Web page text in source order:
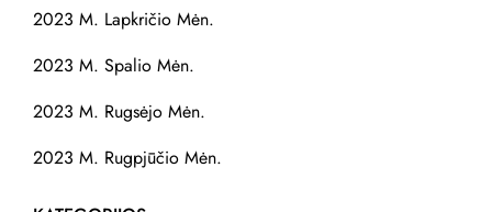
2023 M. Lapkričio Mėn.
2023 M. Spalio Mėn.
2023 M. Rugsėjo Mėn.
2023 M. Rugpjūčio Mėn.